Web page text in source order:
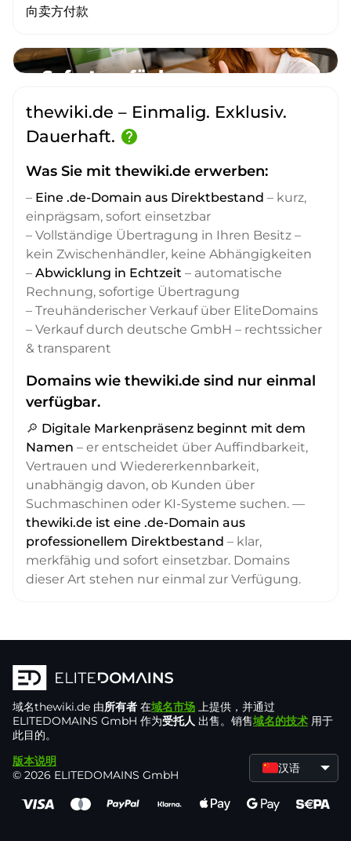
向卖方付款
thewiki.de – Einmalig. Exklusiv.
Dauerhaft. help
Was Sie mit thewiki.de erwerben:
– Eine .de-Domain aus Direktbestand – kurz,
einprägsam, sofort einsetzbar
– Vollständige Übertragung in Ihren Besitz –
kein Zwischenhändler, keine Abhängigkeiten
– Abwicklung in Echtzeit – automatische
Rechnung, sofortige Übertragung
– Treuhänderischer Verkauf über EliteDomains
– Verkauf durch deutsche GmbH – rechtssicher
& transparent
Domains wie thewiki.de sind nur einmal
verfügbar.
🔎 Digitale Markenpräsenz beginnt mit dem
Namen – er entscheidet über Auffindbarkeit,
Vertrauen und Wiedererkennbarkeit,
unabhängig davon, ob Kunden über
Suchmaschinen oder KI-Systeme suchen. —
thewiki.de ist eine .de-Domain aus
professionellem Direktbestand – klar,
merkfähig und sofort einsetzbar. Domains
dieser Art stehen nur einmal zur Verfügung.
域名thewiki.de 由所有者 在域名市场 上提供，并通过
ELITEDOMAINS GmbH 作为受托人 出售。销售域名的技术 用于
此目的。
版本说明
© 2026 ELITEDOMAINS GmbH
汉语